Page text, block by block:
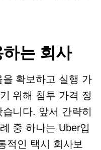
는 회사
확보하고 실행 가
위해 침투 가격 정
니다. 앞서 간략히
중 하나는 Uber입
적인 택시 회사보